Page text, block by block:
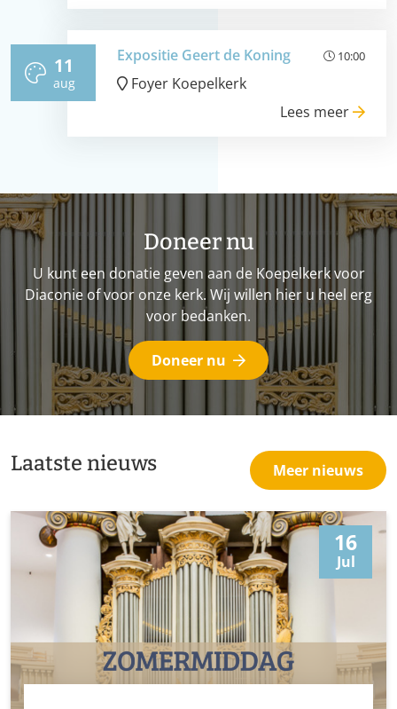
11
aug
Expositie Geert de Koning 10:00
Foyer Koepelkerk
Lees meer
Doneer nu
U kunt een donatie geven aan de Koepelkerk voor
Diaconie of voor onze kerk. Wij willen hier u heel erg
voor bedanken.
Doneer nu
Laatste nieuws Meer nieuws
16
Jul